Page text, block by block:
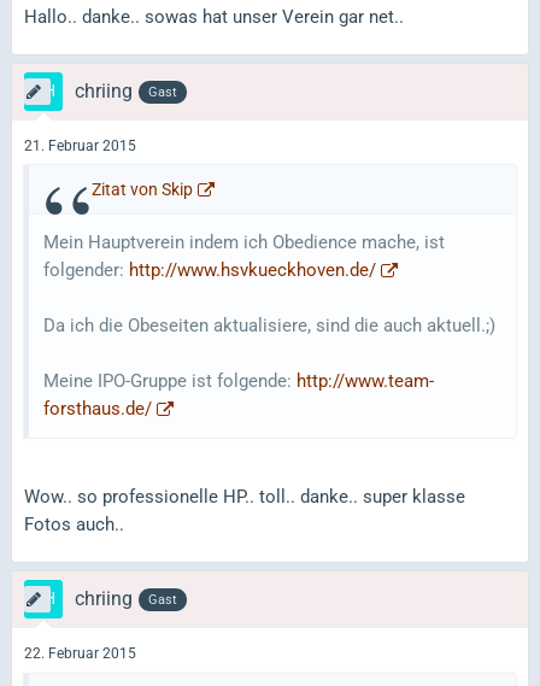
Hallo.. danke.. sowas hat unser Verein gar net..
chriing Gast
21. Februar 2015
Zitat von Skip
Mein Hauptverein indem ich Obedience mache, ist
folgender: http://www.hsvkueckhoven.de/
Da ich die Obeseiten aktualisiere, sind die auch aktuell.;)
Meine IPO-Gruppe ist folgende: http://www.team-
forsthaus.de/
Wow.. so professionelle HP.. toll.. danke.. super klasse
Fotos auch..
chriing Gast
22. Februar 2015